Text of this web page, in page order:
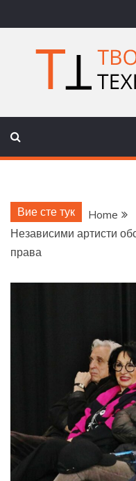
to
content
Вие сте тук Home
Независими артисти
права